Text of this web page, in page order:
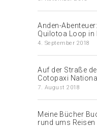
Anden-
Quilotoa Loop in
4. September 2018
Auf der Straße
Cotopaxi
7. August 2018
Meine Bücher
rund ums Reisen